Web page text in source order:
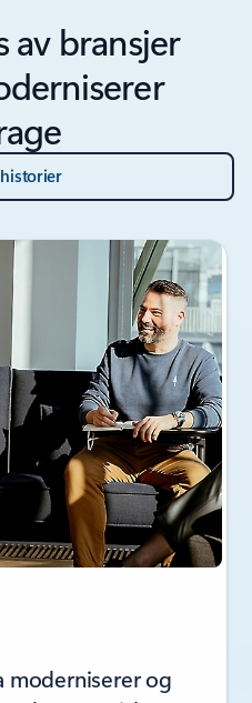
av bransjer
moderniserer og